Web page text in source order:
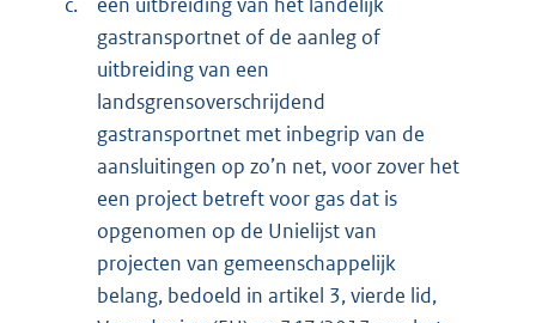
gastransportnet of de aanleg of
uitbreiding van een
landsgrensoverschrijdend
gastransportnet met inbegrip van de
aansluitingen op zo’n net, voor zover het
een project betreft voor gas dat is
opgenomen op de Unielijst van
projecten van gemeenschappelijk
belang, bedoeld in artikel 3, vierde lid,